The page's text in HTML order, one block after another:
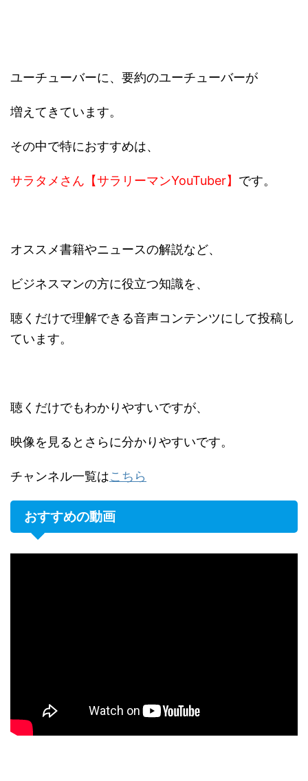
ユーチューバーに、要約のユーチューバーが
増えてきています。
その中で特におすすめは、
サラタメさん【サラリーマンYouTuber】 です。
オススメ書籍やニュースの解説など、
ビジネスマンの方に役立つ知識を、
聴くだけで理解できる音声コンテンツにして投稿し
ています。
聴くだけでもわかりやすいですが、
映像を見るとさらに分かりやすいです。
チャンネル一覧はこちら
おすすめの動画